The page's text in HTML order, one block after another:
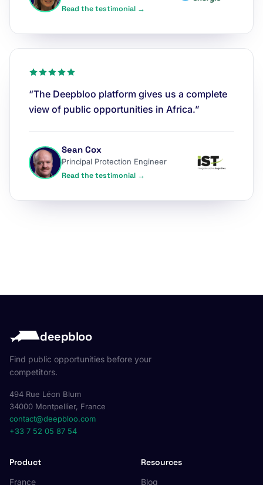
Read the testimonial →
“The Deepbloo platform gives us a complete
view of public opportunities in Africa.”
Sean Cox
Principal Protection Engineer
Read the testimonial →
deepbloo
Find public opportunities before your
competitors.
494 Rue Léon Blum
34000 Montpellier, France
contact@deepbloo.com
+33 7 52 05 87 54
Product
France
Resources
Blog